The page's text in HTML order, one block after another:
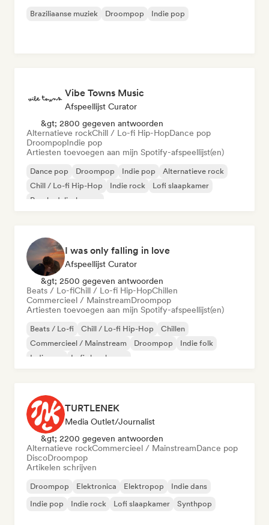
Braziliaanse muziek Droompop Indie pop
Vibe Towns Music
Afspeellijst Curator
&gt; 2800 gegeven antwoorden
Alternatieve rockChill / Lo-fi Hip-HopDance pop
DroompopIndie pop
Artiesten toevoegen aan mijn Spotify-afspeellijst(en)
Dance pop Droompop Indie pop
Alternatieve rock
Chill / Lo-fi Hip-Hop
Indie rock
Lofi slaapkamer
Psychedelische pop
I was only falling in love
Afspeellijst Curator
&gt; 2500 gegeven antwoorden
Beats / Lo-fiChill / Lo-fi Hip-HopChillen
Commercieel / MainstreamDroompop
Artiesten toevoegen aan mijn Spotify-afspeellijst(en)
Beats / Lo-fi Chill / Lo-fi Hip-Hop
Chillen
Commercieel / Mainstream
Droompop
Indie folk
Indie pop
Lofi slaapkamer
TURTLENEK
Media Outlet/Journalist
&gt; 2200 gegeven antwoorden
Alternatieve rockCommercieel / MainstreamDance pop
DiscoDroompop
Artikelen schrijven
Droompop Elektronica Elektropop
Indie dans
Indie pop
Indie rock Lofi slaapkamer Synthpop